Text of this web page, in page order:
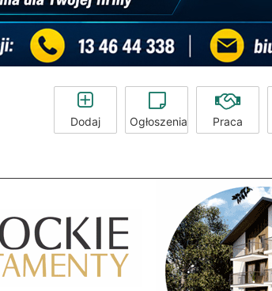
Dodaj Ogłoszenia Praca